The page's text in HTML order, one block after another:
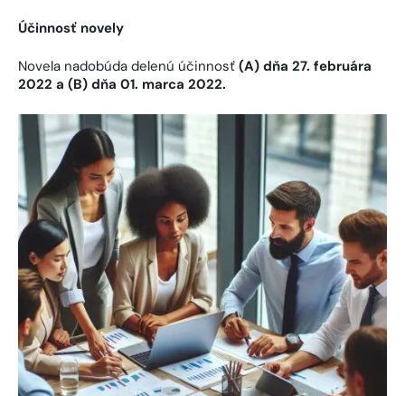
Účinnosť novely
Novela nadobúda delenú účinnosť (A) dňa 27. februára
2022 a (B) dňa 01. marca 2022.